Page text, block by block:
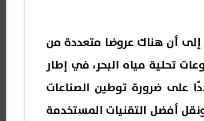
أن هناك عروضا متعددة من
تحلية مياه البحر، في إطار
على ضرورة توطين الصناعات
أفضل التقنيات المستخدمة